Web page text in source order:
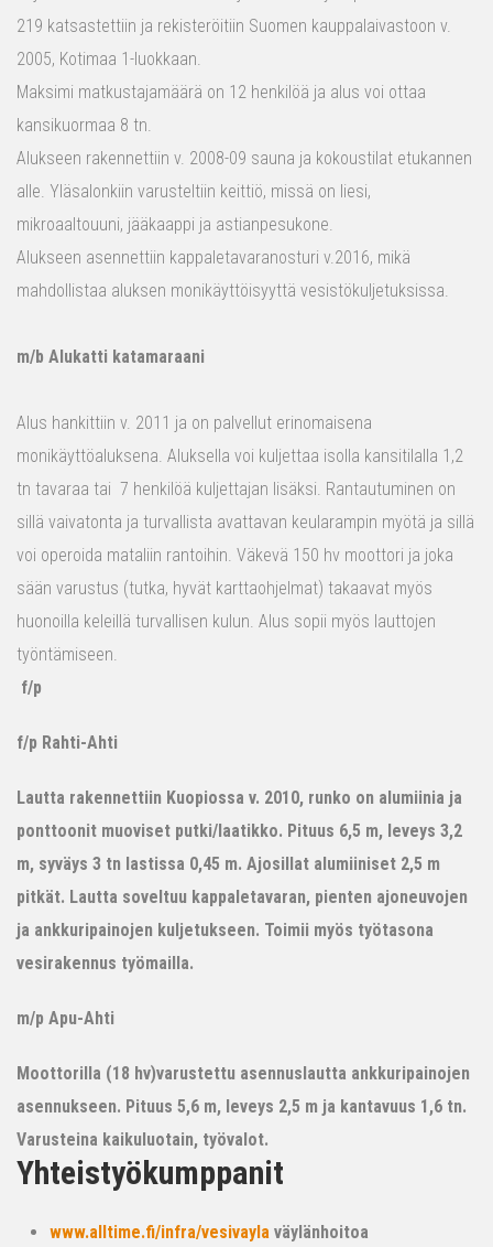
219 katsastettiin ja rekisteröitiin Suomen kauppalaivastoon v.
2005, Kotimaa 1-luokkaan.
Maksimi matkustajamäärä on 12 henkilöä ja alus voi ottaa
kansikuormaa 8 tn.
Alukseen rakennettiin v. 2008-09 sauna ja kokoustilat etukannen
alle. Yläsalonkiin varusteltiin keittiö, missä on liesi,
mikroaaltouuni, jääkaappi ja astianpesukone.
Alukseen asennettiin kappaletavaranosturi v.2016, mikä
mahdollistaa aluksen monikäyttöisyyttä vesistökuljetuksissa.
m/b Alukatti katamaraani
Alus hankittiin v. 2011 ja on palvellut erinomaisena
monikäyttöaluksena. Aluksella voi kuljettaa isolla kansitilalla 1,2
tn tavaraa tai 7 henkilöä kuljettajan lisäksi. Rantautuminen on
sillä vaivatonta ja turvallista avattavan keularampin myötä ja sillä
voi operoida mataliin rantoihin. Väkevä 150 hv moottori ja joka
sään varustus (tutka, hyvät karttaohjelmat) takaavat myös
huonoilla keleillä turvallisen kulun. Alus sopii myös lauttojen
työntämiseen.
f/p
f/p Rahti-Ahti
Lautta rakennettiin Kuopiossa v. 2010, runko on alumiinia ja
ponttoonit muoviset putki/laatikko. Pituus 6,5 m, leveys 3,2
m, syväys 3 tn lastissa 0,45 m. Ajosillat alumiiniset 2,5 m
pitkät. Lautta soveltuu kappaletavaran, pienten ajoneuvojen
ja ankkuripainojen kuljetukseen. Toimii myös työtasona
vesirakennus työmailla.
m/p Apu-Ahti
Moottorilla (18 hv)varustettu asennuslautta ankkuripainojen
asennukseen. Pituus 5,6 m, leveys 2,5 m ja kantavuus 1,6 tn.
Varusteina kaikuluotain, työvalot.
Yhteistyökumppanit
www.alltime.fi/infra/vesivayla väylänhoitoa